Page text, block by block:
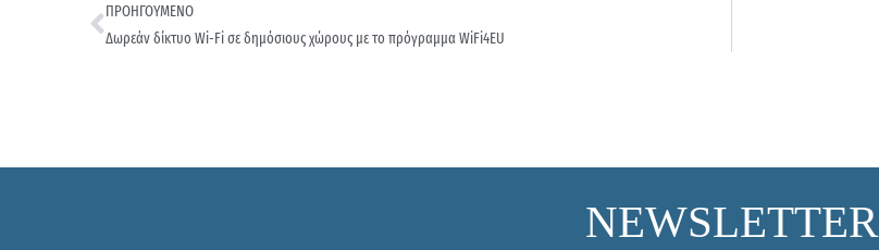
ΠΡΟΗΓΟΥΜΕΝΟ
Δωρεάν δίκτυο Wi-Fi σε δημόσιους χώρους με το πρόγραμμα WiFi4EU
NEWSLETTER